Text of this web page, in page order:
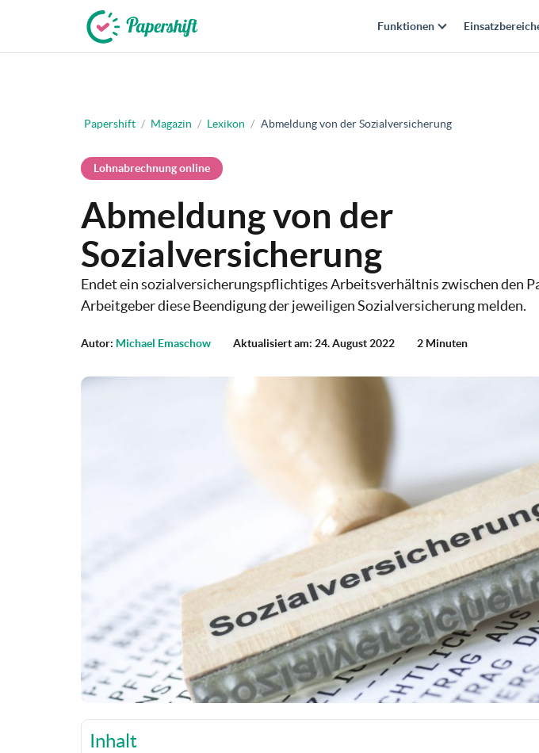
Funktionen
Papershift / Magazin / Lexikon / Abmeldung von der Sozialversicherung
Lohnabrechnung online
Abmeldung von der
Sozialversicherung
Endet ein sozialversicherungspflichtiges Arbeitsverhältnis zwischen den
Arbeitgeber diese Beendigung der jeweiligen Sozialversicherung melden.
Autor: Michael Emaschow Aktualisiert am: 24. August 2022 2 Minuten
Inhalt